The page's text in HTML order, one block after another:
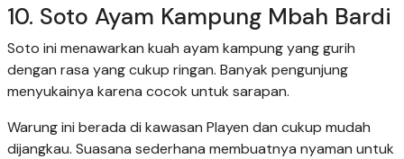
10. Soto Ayam Kampung Mbah Bardi
Soto ini menawarkan kuah ayam kampung yang gurih
dengan rasa yang cukup ringan. Banyak pengunjung
menyukainya karena cocok untuk sarapan.
Warung ini berada di kawasan Playen dan cukup mudah
dijangkau. Suasana sederhana membuatnya nyaman untuk